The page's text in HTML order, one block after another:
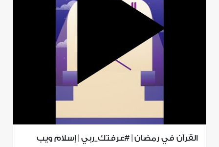
القرآن في رمضان | #عرفتك_ربي | إسلام ويب